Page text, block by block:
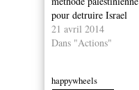
pour detruire Israel
21 avril 2014
Dans "Actions"
happywheels